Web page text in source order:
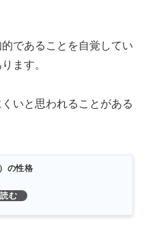
であることを自覚してい
ます。
いと思われることがある
の性格